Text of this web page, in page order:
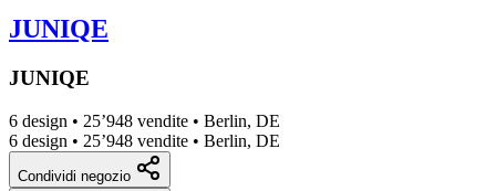
JUNIQE
JUNIQE
6 design • 25’948 vendite • Berlin, DE
6 design • 25’948 vendite • Berlin, DE
Condividi negozio